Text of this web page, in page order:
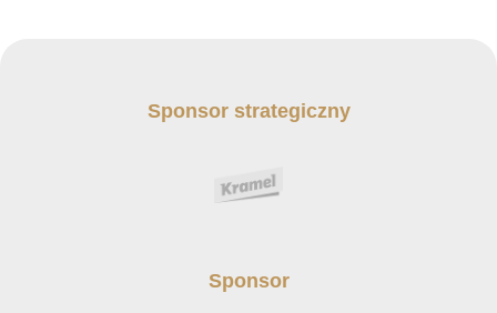
Sponsor strategiczny
Sponsor